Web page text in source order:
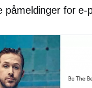
påmeldingerfor e-